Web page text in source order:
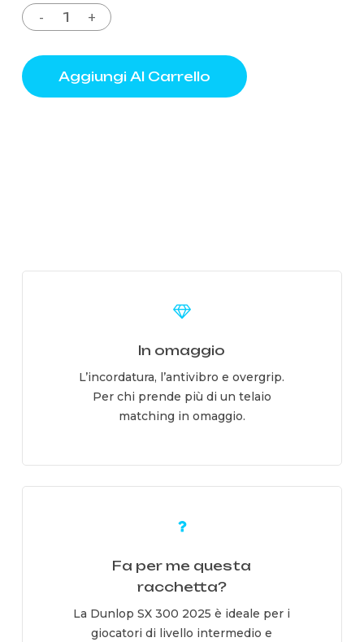
Aggiungi Al Carrello
In omaggio
L’incordatura, l’antivibro e overgrip.
Per chi prende più di un telaio
matching in omaggio.
Fa per me questa
racchetta?
La Dunlop SX 300 2025 è ideale per i
giocatori di livello intermedio e